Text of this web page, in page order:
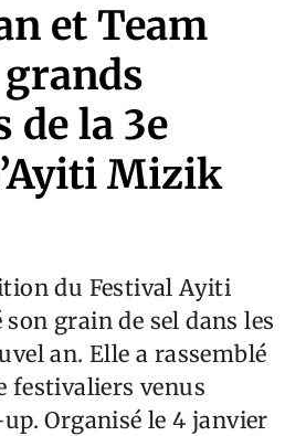
et Team
de la 3e
Mizik
du Festival Ayiti
grain de sel dans les
an. Elle a rassemblé
festivaliers venus
Organisé le 4 janvier